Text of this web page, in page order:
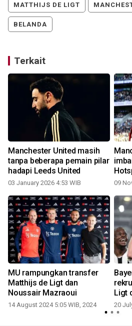
MATTHIJS DE LIGT
BELANDA
Terkait
Manchester United masih
tanpa beberapa pemain pilar
hadapi Leeds United
03 January 2026 4:53 WIB 09
MU rampungkan transfer
Matthijs de Ligt dan
Noussair Mazraoui
14 August 2024 5:05 WIB, 2024
Ligt
20